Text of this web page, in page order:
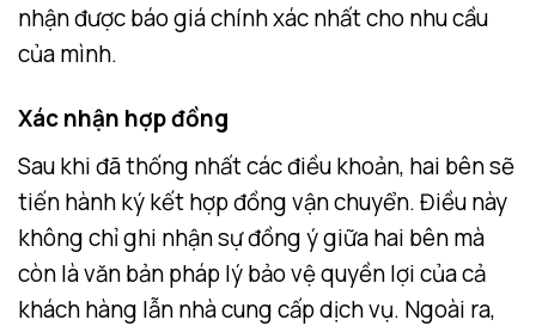
nhận được báo giá chính xác nhất cho nhu cầu
của mình.
Xác nhận hợp đồng
Sau khi đã thống nhất các điều khoản, hai bên sẽ
tiến hành ký kết hợp đồng vận chuyển. Điều này
không chỉ ghi nhận sự đồng ý giữa hai bên mà
còn là văn bản pháp lý bảo vệ quyền lợi của cả
khách hàng lẫn nhà cung cấp dịch vụ. Ngoài ra,